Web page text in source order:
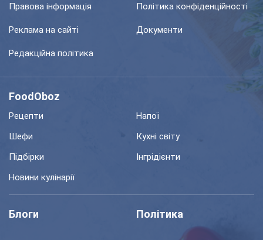
Правова інформація Політика конфіденційності
Реклама на сайті Документи
Редакційна політика
FoodOboz
Рецепти
Напої
Шефи
Кухні світу
Підбірки
Інгрідієнти
Новини кулінарії
Блоги Політика